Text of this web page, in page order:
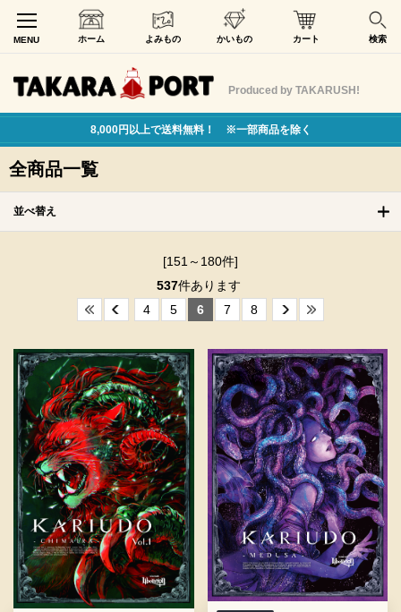
MENU ホーム よみもの かいもの カート 検索
Produced by TAKARUSH!
8,000円以上で送料無料！ ※一部商品を除く
全商品一覧
並べ替え
[151～180件]
537件あります
4
5 6 7 8